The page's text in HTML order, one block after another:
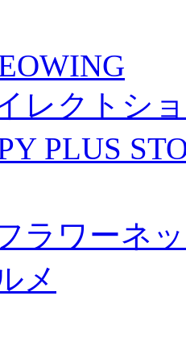
レクトシ
PLUS
ラワーネ
メ